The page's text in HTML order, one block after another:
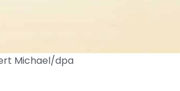
Michael/dpa